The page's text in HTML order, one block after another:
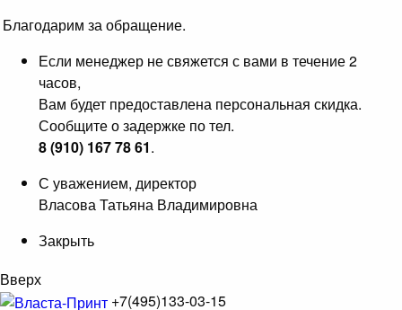
Благодарим за обращение.
Если менеджер не свяжется с вами в течение 2
часов,
Вам будет предоставлена персональная скидка.
Сообщите о задержке по тел.
8 (910) 167 78 61.
С уважением, директор
Власова Татьяна Владимировна
Закрыть
Вверх
+7(495)133-03-15